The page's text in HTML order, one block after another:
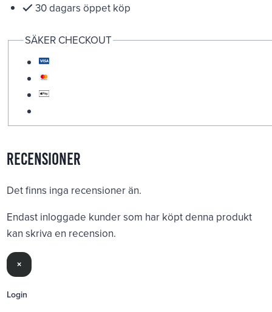
30 dagars öppet köp
SÄKER CHECKOUT
Recensioner
Det finns inga recensioner än.
Endast inloggade kunder som har köpt denna produkt
kan skriva en recension.
×
Login